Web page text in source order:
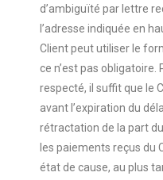
d’ambiguïté par lettre
l’adresse indiquée en
Client peut utiliser le
ce n’est pas
respecté, il suffit que le
avant l’expiration du
rétractation de la part
les paiements reçus du
état de cause, au plus